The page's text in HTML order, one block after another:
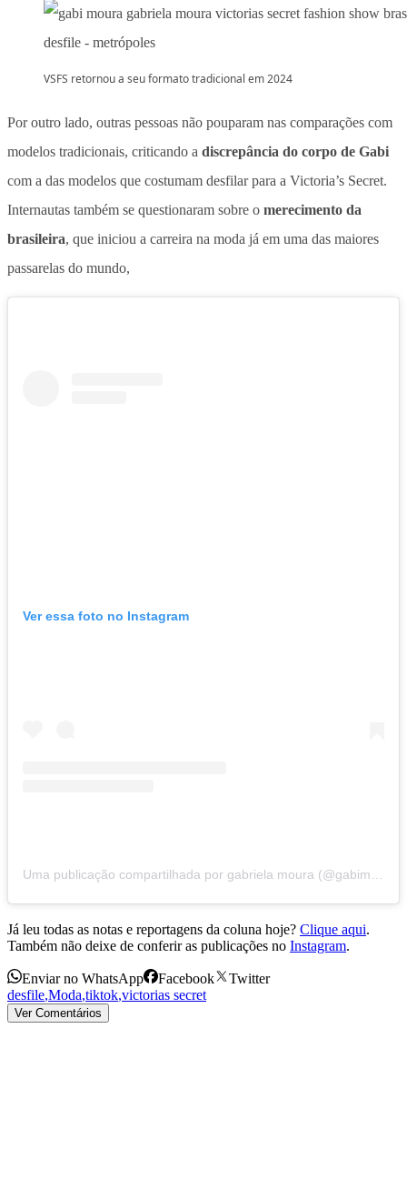
VSFS retornou a seu formato tradicional em 2024
Por outro lado, outras pessoas não pouparam nas comparações com
modelos tradicionais, criticando a discrepância do corpo de Gabi
com a das modelos que costumam desfilar para a Victoria’s Secret.
Internautas também se questionaram sobre o merecimento da
brasileira, que iniciou a carreira na moda já em uma das maiores
passarelas do mundo,
Ver essa foto no Instagram
Já leu todas as notas e reportagens da coluna hoje? Clique aqui.
Também não deixe de conferir as publicações no Instagram.
Enviar no WhatsApp Facebook
Twitter
desfile,Moda,tiktok,victorias secret
Ver Comentários